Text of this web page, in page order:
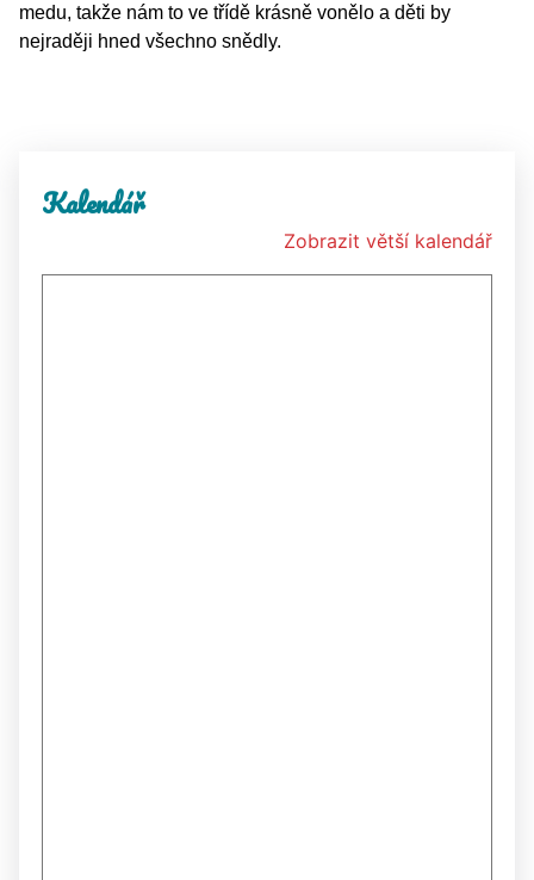
medu, takže nám to ve třídě krásně vonělo a děti by
nejraději hned všechno snědly.
Kalendář
Zobrazit větší kalendář